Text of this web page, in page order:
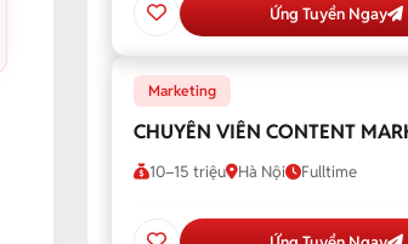
Ứng Tuyển Ngay
Marketing
CHUYÊN VIÊN CONTENT
10–15 triệu Hà Nội Fulltime